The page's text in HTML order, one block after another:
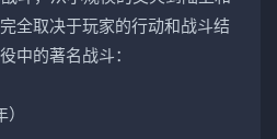
全取决于玩家的行动和战斗结
中的著名战斗：